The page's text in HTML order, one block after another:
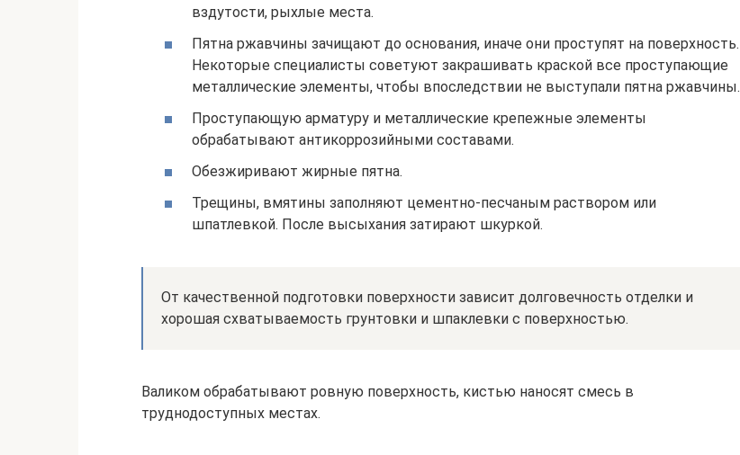
вздутости, рыхлые места.
Пятна ржавчины зачищают до основания, иначе они проступят на поверхность.
Некоторые специалисты советуют закрашивать краской все проступающие
металлические элементы, чтобы впоследствии не выступали пятна ржавчины.
Проступающую арматуру и металлические крепежные элементы
обрабатывают антикоррозийными составами.
Обезжиривают жирные пятна.
Трещины, вмятины заполняют цементно-песчаным раствором или
шпатлевкой. После высыхания затирают шкуркой.
От качественной подготовки поверхности зависит долговечность отделки и
хорошая схватываемость грунтовки и шпаклевки с поверхностью.
Валиком обрабатывают ровную поверхность, кистью наносят смесь в
труднодоступных местах.